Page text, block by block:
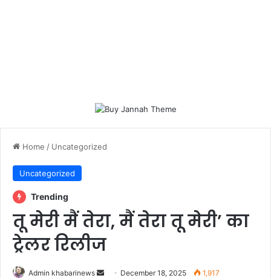
Home / Uncategorized
Uncategorized
Trending
तू मेरी मैं तेरा, मैं तेरा तू मेरी’ का
ट्रेलर रिलीज
Admin khabarinews
Send December 18, 2025 1,917